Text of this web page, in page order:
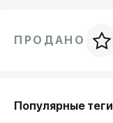
Цена за багет
ПРОДАНО
Популярные теги